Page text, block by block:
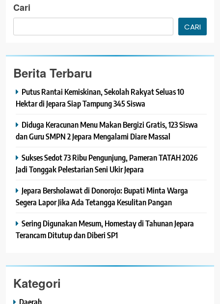
Cari
CARI
Berita Terbaru
Putus Rantai Kemiskinan, Sekolah Rakyat Seluas 10
Hektar di Jepara Siap Tampung 345 Siswa
Diduga Keracunan Menu Makan Bergizi Gratis, 123 Siswa
dan Guru SMPN 2 Jepara Mengalami Diare Massal
Sukses Sedot 73 Ribu Pengunjung, Pameran TATAH 2026
Jadi Tonggak Pelestarian Seni Ukir Jepara
Jepara Bersholawat di Donorojo: Bupati Minta Warga
Segera Lapor Jika Ada Tetangga Kesulitan Pangan
Sering Digunakan Mesum, Homestay di Tahunan Jepara
Terancam Ditutup dan Diberi SP1
Kategori
Daerah